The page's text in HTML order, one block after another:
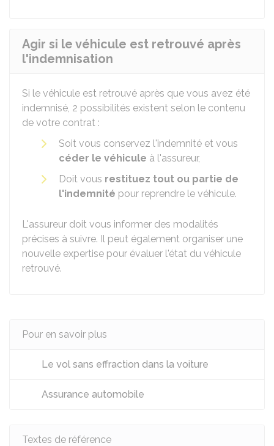
Agir si le véhicule est retrouvé après
l'indemnisation
Si le véhicule est retrouvé après que vous avez été
indemnisé, 2 possibilités existent selon le contenu
de votre contrat :
Soit vous conservez l'indemnité et vous
céder le véhicule à l'assureur,
Doit vous restituez tout ou partie de
l'indemnité pour reprendre le véhicule.
L'assureur doit vous informer des modalités
précises à suivre. Il peut également organiser une
nouvelle expertise pour évaluer l'état du véhicule
retrouvé.
Pour en savoir plus
Le vol sans effraction dans la voiture
Assurance automobile
Textes de référence